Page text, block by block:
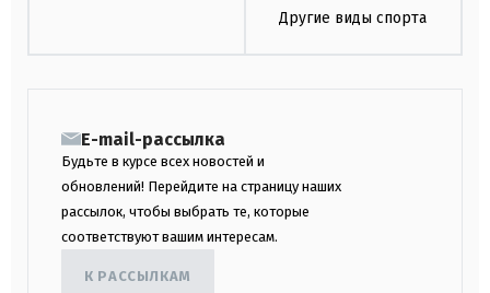
Другие виды спорта
E-mail-рассылка
Будьте в курсе всех новостей и
обновлений! Перейдите на страницу наших
рассылок, чтобы выбрать те, которые
соответствуют вашим интересам.
К РАССЫЛКАМ